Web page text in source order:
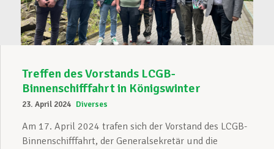
Aktuell
Treffen des Vorstands LCGB-
Binnenschifffahrt in Königswinter
23. April 2024 Diverses
Am 17. April 2024 trafen sich der Vorstand des LCGB-
Binnenschifffahrt, der Generalsekretär und die